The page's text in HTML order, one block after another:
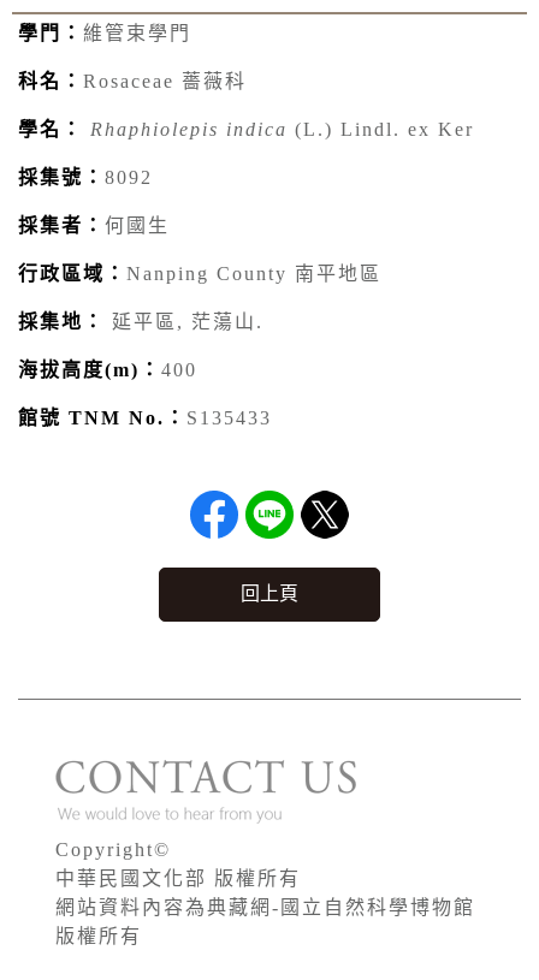
學門： 維管束學門
科名： Rosaceae 薔薇科
學名： Rhaphiolepis indica (L.) Lindl. ex Ker
採集號： 8092
採集者： 何國生
行政區域： Nanping County 南平地區
採集地： 延平區, 茫蕩山.
海拔高度(m)： 400
館號 TNM No.： S135433
回上頁
Copyright©
中華民國文化部 版權所有
網站資料內容為典藏網-國立自然科學博物館
版權所有